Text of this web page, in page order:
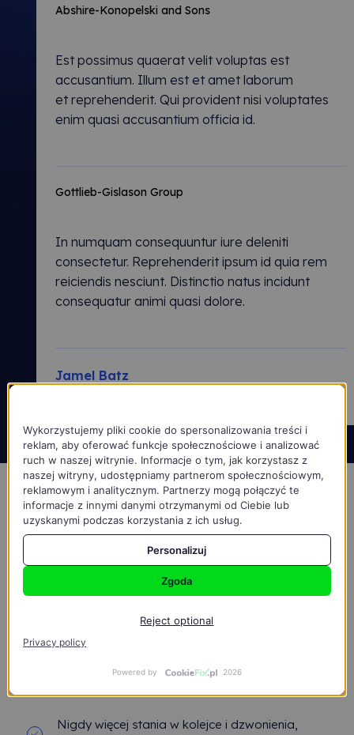
Abshire-Konopelski and Sons
Est possimus quaerat velit voluptas est
accusantium. Illum est et amet laborum
et reprehenderit. Qui provident nisi voluptates
enim quasi accusantium officia id.
Gottlieb-Gislason Group
In numquam consequuntur iure deleniti
consectetur. Reprehenderit ipsum id quia rem
reiciendis nesciunt. Distinctio natus incidunt
consequatur animi quasi dolore.
Jamel Batz
Dzięki Reservante…
Zdobędziesz więcej
klientów, bo zapewniasz
im wygodę, jakiej
nie mają u konkurencji
Nigdy więcej stania w kolejce i dzwonienia,
Wykorzystujemy pliki cookie do spersonalizowania treści i
reklam, aby oferować funkcje społecznościowe i analizować
ruch w naszej witrynie. Informacje o tym, jak korzystasz z
naszej witryny, udostępniamy partnerom społecznościowym,
reklamowym i analitycznym. Partnerzy mogą połączyć te
informacje z innymi danymi otrzymanymi od Ciebie lub
uzyskanymi podczas korzystania z ich usług.
Personalizuj
Zgoda
Reject optional
Privacy policy
Powered by 2026